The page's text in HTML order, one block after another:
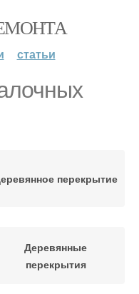
статьи
перекрытие
Деревянные
перекрытия